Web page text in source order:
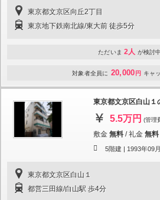
東京都文京区向丘2丁目
東京地下鉄南北線/東大前 徒歩5分
ただいま 2人 が検討
対象者全員に 20,000 円 キャ
東京都文京区白山１
5.5万円 (管理
敷金 無料 /礼金 無料
5階建 | 1993年09月
東京都文京区白山１
都営三田線/白山駅 歩4分